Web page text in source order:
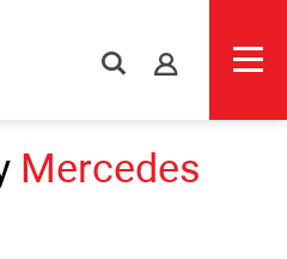
s
Mercedes